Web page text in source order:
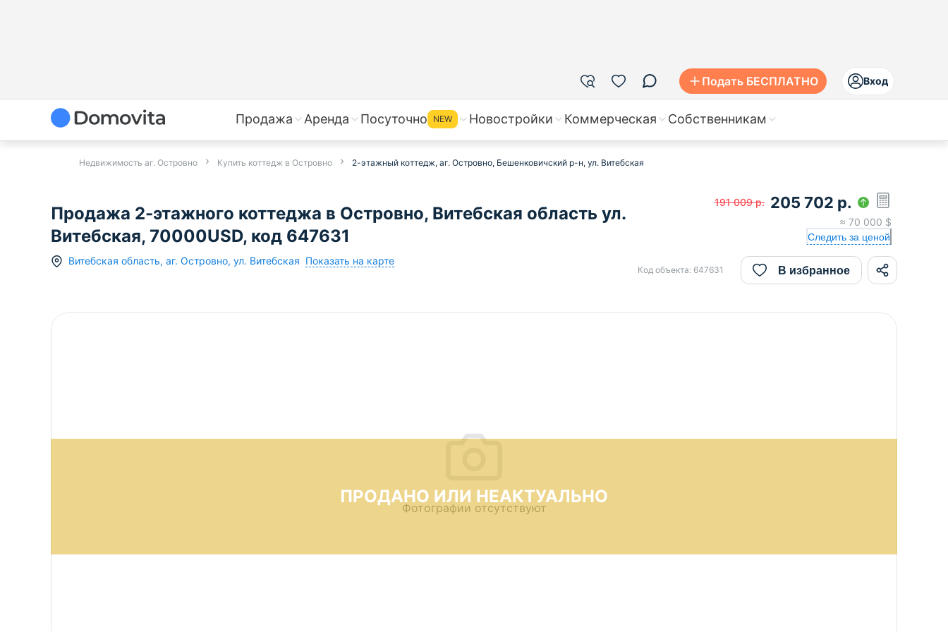
Подать БЕСПЛАТНО Вход
Продажа Аренда Посуточно NEW Новостройки Коммерческая Собственникам
Недвижимость аг. Островно Купить коттедж в Островно 2-этажный коттедж, аг. Островно, Бешенковичский р-н, ул. Витебская
Продажа 2-этажного коттеджа в Островно, Витебская область ул.
Витебская, 70000USD, код 647631
Витебская область, аг. Островно, ул. Витебская Показать на карте
191 009 р. 205 702 р.
≈ 70 000 $
Следить за ценой
Код объекта: 647631 В избранное
ПРОДАНО ИЛИ НЕАКТУАЛЬНО
Фотографии отсутствуют